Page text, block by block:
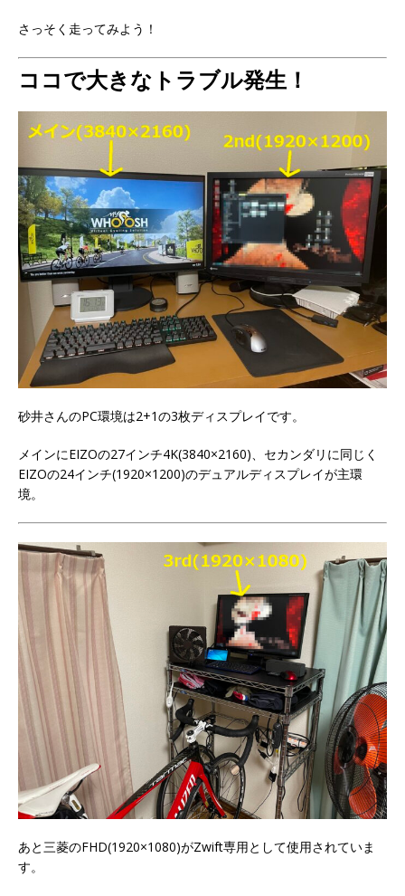
さっそく走ってみよう！
ココで大きなトラブル発生！
砂井さんのPC環境は2+1の3枚ディスプレイです。
メインにEIZOの27インチ4K(3840×2160)、セカンダリに同じく
EIZOの24インチ(1920×1200)のデュアルディスプレイが主環
境。
あと三菱のFHD(1920×1080)がZwift専用として使用されていま
す。